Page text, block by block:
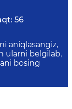
56
aniqlasangiz,
ularni belgilab,
bosing